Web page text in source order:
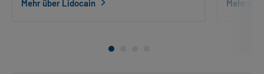
Mehr über Lidocain Mehr